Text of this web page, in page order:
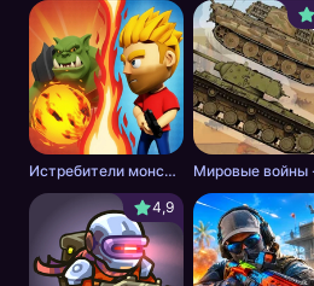
Истребители монстров
4,9